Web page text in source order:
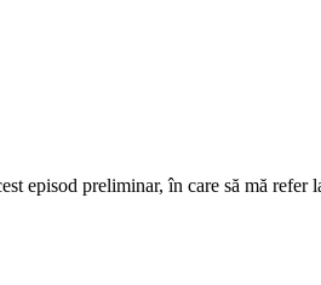
episod preliminar, în care să mă refer